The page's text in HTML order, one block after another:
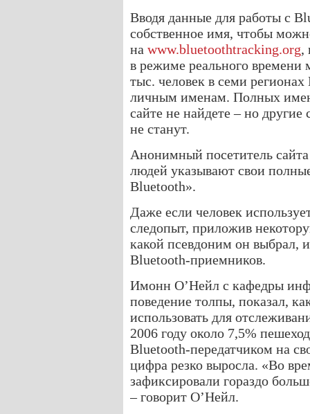
Вводя данные для работы с
собственное имя, чтобы
на www.bluetoothtracking.org,
в режиме реального времени
тыс. человек в семи
личным именам. Полных
сайте не найдете – но
не станут.
Анонимный посетитель
людей указывают свои
Bluetooth».
Даже если человек
следопыт, приложив
какой псевдоним он выбрал,
Bluetooth-приемников.
Имонн О’Нейл с кафедры
поведение толпы, показал,
использовать для
2006 году около 7,5%
Bluetooth-передатчиком на
цифра резко выросла. «Во
зафиксировали гораздо
– говорит О’Нейл.